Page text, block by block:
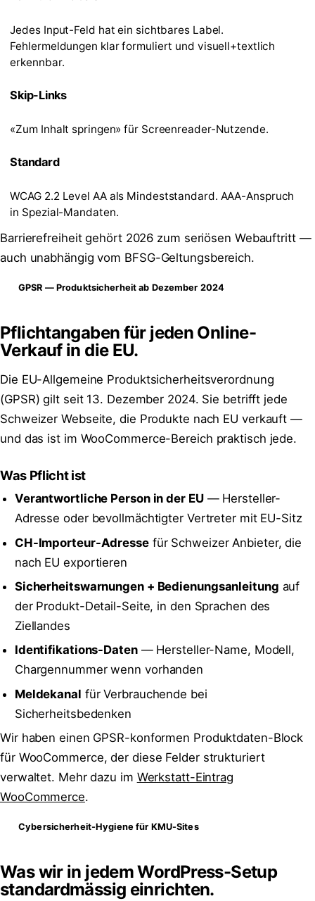
Jedes Input-Feld hat ein sichtbares Label.
Fehlermeldungen klar formuliert und visuell+textlich
erkennbar.
Skip-Links
«Zum Inhalt springen» für Screenreader-Nutzende.
Standard
WCAG 2.2 Level AA als Mindeststandard. AAA-Anspruch
in Spezial-Mandaten.
Barrierefreiheit gehört 2026 zum seriösen Webauftritt —
auch unabhängig vom BFSG-Geltungsbereich.
GPSR — Produktsicherheit ab Dezember 2024
Pflichtangaben für jeden Online-
Verkauf in die EU.
Die EU-Allgemeine Produktsicherheitsverordnung
(GPSR) gilt seit 13. Dezember 2024. Sie betrifft jede
Schweizer Webseite, die Produkte nach EU verkauft —
und das ist im WooCommerce-Bereich praktisch jede.
Was Pflicht ist
Verantwortliche Person in der EU— Hersteller-
Adresse oder bevollmächtigter Vertreter mit EU-Sitz
CH-Importeur-Adressefür Schweizer Anbieter, die
nach EU exportieren
Sicherheitswarnungen + Bedienungsanleitung auf
der Produkt-Detail-Seite, in den Sprachen des
Ziellandes
Identifikations-Daten— Hersteller-Name, Modell,
Chargennummer wenn vorhanden
Meldekanal für Verbrauchende bei
Sicherheitsbedenken
Wir haben einen GPSR-konformen Produktdaten-Block
für WooCommerce, der diese Felder strukturiert
verwaltet. Mehr dazu im Werkstatt-Eintrag
WooCommerce.
Cybersicherheit-Hygiene für KMU-Sites
Was wir in jedem WordPress-Setup
standardmässig einrichten.